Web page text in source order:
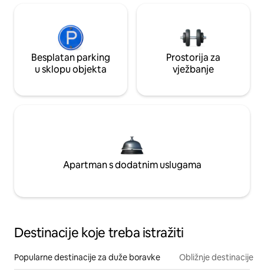
Besplatan parking
u sklopu objekta
Prostorija za
vježbanje
Apartman s dodatnim uslugama
Destinacije koje treba istražiti
Popularne destinacije za duže boravke Obližnje destinacije